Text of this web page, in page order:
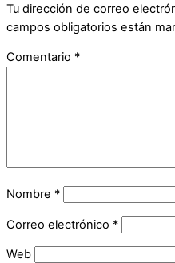
Tu dirección de correo
campos obligatorios están
Comentario *
Nombre *
Correo electrónico *
Web